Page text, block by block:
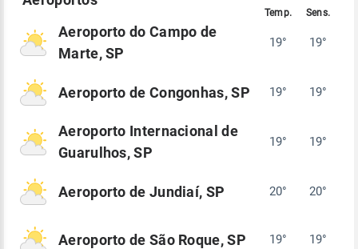
Aeroporto do Campo de
Marte, SP
19° 19°
Aeroporto de Congonhas, SP 19° 19°
Aeroporto Internacional de
Guarulhos, SP
19° 19°
Aeroporto de Jundiaí, SP 20° 20°
Aeroporto de São Roque, SP 19° 19°